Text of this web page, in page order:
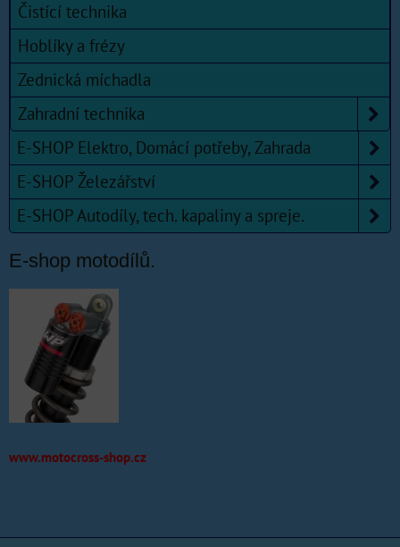
Čistící technika
Hoblíky a frézy
Zednická míchadla
Zahradní technika
E-SHOP Elektro, Domácí potřeby, Zahrada
E-SHOP Železářství
E-SHOP Autodíly, tech. kapaliny a spreje.
E-shop motodílů.
www.motocross-shop.cz